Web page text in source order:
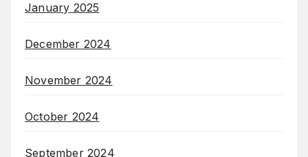
January 2025
December 2024
November 2024
October 2024
September 2024